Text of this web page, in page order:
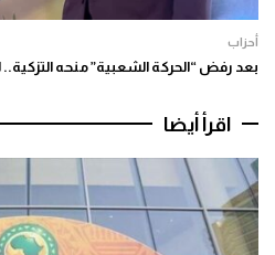
أحزاب
بعد رفض “الحركة الشعبية” منحه التزكية..
اقرأ أيضا